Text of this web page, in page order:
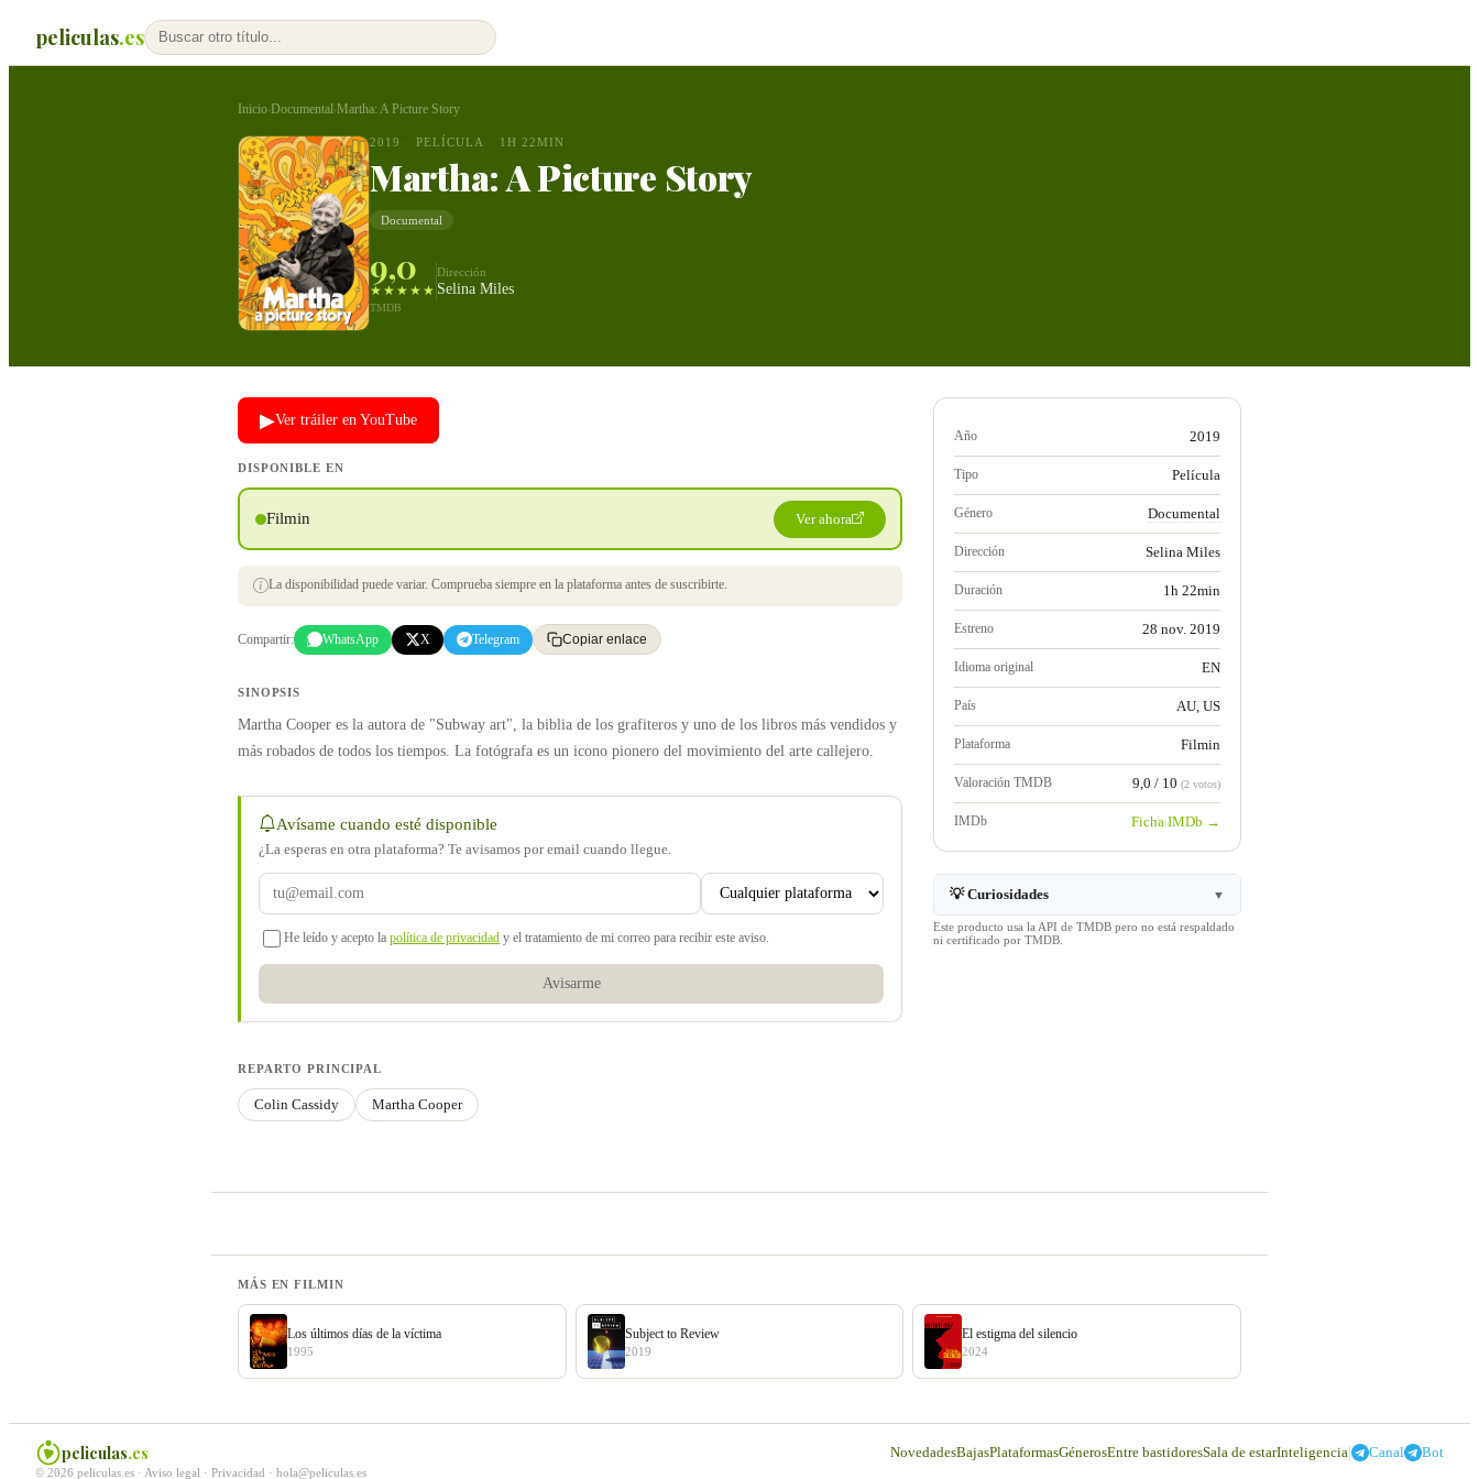
peliculas.es
Inicio›Documental›Martha: A Picture Story
2019 PELÍCULA 1H 22MIN
Martha: A Picture Story
Documental
9,0
★★★★★
TMDB
Dirección
Selina Miles
▶Ver tráiler en YouTube
DISPONIBLE EN
Filmin Ver ahora
La disponibilidad puede variar. Comprueba siempre en la plataforma antes de suscribirte.
Compartir: WhatsApp X Telegram Copiar enlace
SINOPSIS
Martha Cooper es la autora de "Subway art", la biblia de los grafiteros y uno de los libros más vendidos y
más robados de todos los tiempos. La fotógrafa es un icono pionero del movimiento del arte callejero.
Avísame cuando esté disponible
¿La esperas en otra plataforma? Te avisamos por email cuando llegue.
He leído y acepto la política de privacidad y el tratamiento de mi correo para recibir este aviso.
Avisarme
REPARTO PRINCIPAL
Colin Cassidy Martha Cooper
Año 2019
Tipo Película
Género Documental
Dirección Selina Miles
Duración 1h 22min
Estreno 28 nov. 2019
Idioma original EN
País AU, US
Plataforma Filmin
Valoración TMDB 9,0 / 10 (2 votos)
IMDb Ficha IMDb →
💡 Curiosidades ▼
Este producto usa la API de TMDB pero no está respaldado
ni certificado por TMDB.
MÁS EN FILMIN
Los últimos días de la víctima
1995
Subject to Review
2019
El estigma del silencio
2024
peliculas.es NovedadesBajasPlataformasGénerosEntre bastidoresSala de estarInteligencia| Canal Bot
© 2026 peliculas.es · Aviso legal · Privacidad · hola@peliculas.es